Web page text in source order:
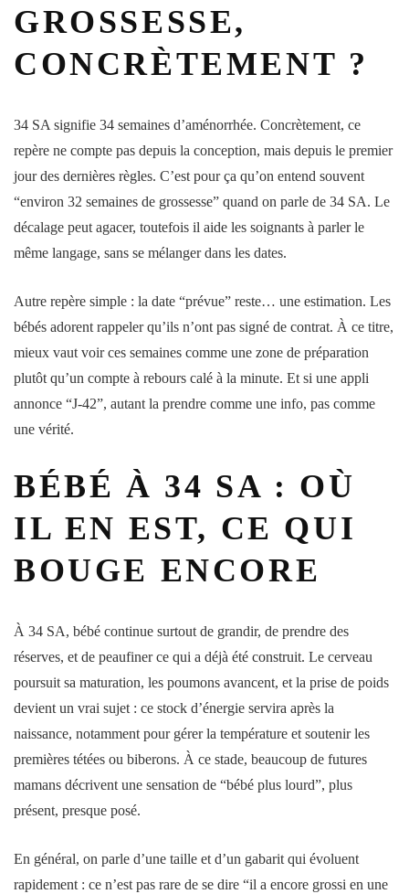
GROSSESSE,
CONCRÈTEMENT ?
34 SA signifie 34 semaines d’aménorrhée. Concrètement, ce
repère ne compte pas depuis la conception, mais depuis le premier
jour des dernières règles. C’est pour ça qu’on entend souvent
“environ 32 semaines de grossesse” quand on parle de 34 SA. Le
décalage peut agacer, toutefois il aide les soignants à parler le
même langage, sans se mélanger dans les dates.
Autre repère simple : la date “prévue” reste… une estimation. Les
bébés adorent rappeler qu’ils n’ont pas signé de contrat. À ce titre,
mieux vaut voir ces semaines comme une zone de préparation
plutôt qu’un compte à rebours calé à la minute. Et si une appli
annonce “J-42”, autant la prendre comme une info, pas comme
une vérité.
BÉBÉ À 34 SA : OÙ
IL EN EST, CE QUI
BOUGE ENCORE
À 34 SA, bébé continue surtout de grandir, de prendre des
réserves, et de peaufiner ce qui a déjà été construit. Le cerveau
poursuit sa maturation, les poumons avancent, et la prise de poids
devient un vrai sujet : ce stock d’énergie servira après la
naissance, notamment pour gérer la température et soutenir les
premières tétées ou biberons. À ce stade, beaucoup de futures
mamans décrivent une sensation de “bébé plus lourd”, plus
présent, presque posé.
En général, on parle d’une taille et d’un gabarit qui évoluent
rapidement : ce n’est pas rare de se dire “il a encore grossi en une